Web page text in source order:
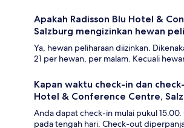
Apakah Radisson Blu Hotel &
Salzburg mengizinkan hewan
Ya, hewan peliharaan diizinkan.
21 per hewan, per malam. Kecuali
Kapan waktu check-in dan
Hotel & Conference Centre,
Anda dapat check-in mulai pukul
pada tengah hari. Check-out